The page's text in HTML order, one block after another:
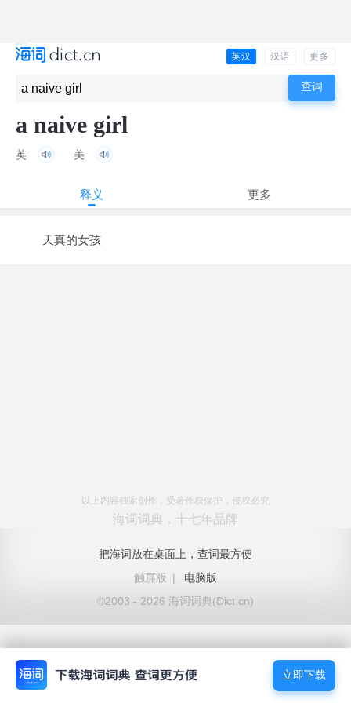
英汉 汉语 更多
a naive girl
英 美
释义 更多
天真的女孩
以上内容独家创作，受著作权保护，侵权必究
海词词典，十七年品牌
把海词放在桌面上，查词最方便
触屏版
|
电脑版
©2003 - 2026 海词词典(Dict.cn)
立即下载
立即下载